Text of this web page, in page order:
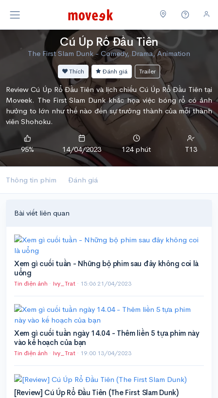
Cú Úp Rổ Đầu Tiên
The First Slam Dunk - Comedy, Drama, Animation
Thích Đánh giá Trailer
Review Cú Úp Rổ Đầu Tiên và lịch chiếu Cú Úp Rổ Đầu Tiên tại
Moveek. The First Slam Dunk khắc họa việc bóng rổ có ảnh
hưởng to lớn như thế nào đến sự trưởng thành của mỗi thành
viên Shohoku.
95% 14/04/2023 124 phút T13
Thông tin phim Đánh giá
Bài viết liên quan
Xem gì cuối tuần - Những bộ phim sau đây không coi là
uổng
Tin điện ảnh · Ivy_Trat · 15:06 21/04/2023
Xem gì cuối tuần ngày 14.04 - Thêm liền 5 tựa phim này
vào kế hoạch của bạn
Tin điện ảnh · Ivy_Trat · 19:00 13/04/2023
[Review] Cú Úp Rổ Đầu Tiên (The First Slam Dunk)